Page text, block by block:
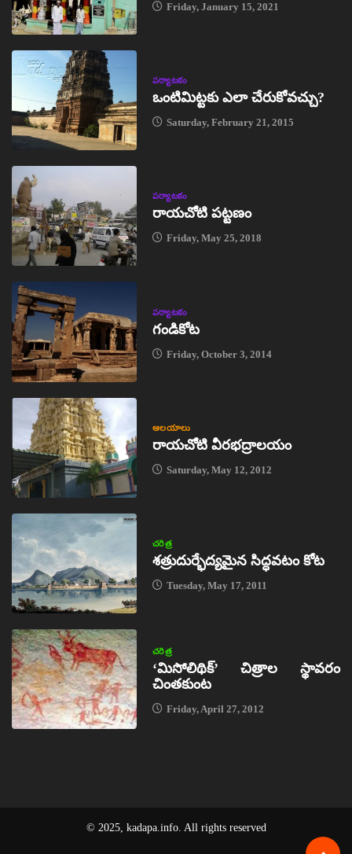
Friday, January 15, 2021
పర్యాటకం
ఒంటిమిట్టకు ఎలా చేరుకోవచ్చు?
Saturday, February 21, 2015
పర్యాటకం
రాయచోటి పట్టణం
Friday, May 25, 2018
పర్యాటకం
గండికోట
Friday, October 3, 2014
ఆలయాలు
రాయచోటి వీరభద్రాలయం
Saturday, May 12, 2012
చరిత్ర
శత్రుదుర్భేద్యమైన సిద్ధవటం కోట
Tuesday, May 17, 2011
చరిత్ర
‘మిసోలిథిక్‌’ చిత్రాల స్థావరం
చింతకుంట
Friday, April 27, 2012
© 2025, kadapa.info. All rights reserved